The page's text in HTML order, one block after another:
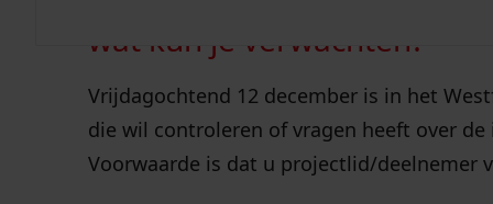
12 decwat kun je verwachten?
Vrijdagochtend 12 december is in het
die wil controleren of vragen heeft over
Voorwaarde is dat u projectlid/deelnemer